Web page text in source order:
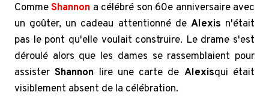
Comme Shannon a célébré son 60e anniversaire avec
un goûter, un cadeau attentionné de Alexis n'était
pas le pont qu'elle voulait construire. Le drame s'est
déroulé alors que les dames se rassemblaient pour
assisterShannon lire une carte de Alexisqui était
visiblement absent de la célébration.